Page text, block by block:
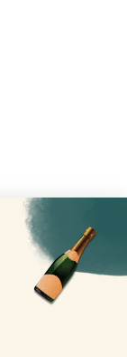
18 ans. L'abus
avec